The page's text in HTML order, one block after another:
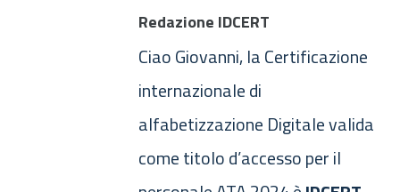
Redazione IDCERT
Ciao Giovanni, la Certificazione
internazionale di
alfabetizzazione Digitale valida
come titolo d’accesso per il